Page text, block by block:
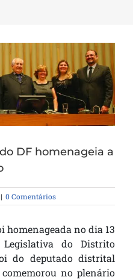
DF homenageia a
| 0 Comentários
homenageada no dia 13
do Distrito
do deputado distrital
no plenário